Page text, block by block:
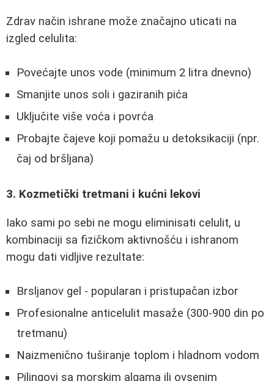
Zdrav način ishrane može značajno uticati na
izgled celulita:
Povećajte unos vode (minimum 2 litra dnevno)
Smanjite unos soli i gaziranih pića
Uključite više voća i povrća
Probajte čajeve koji pomažu u detoksikaciji (npr.
čaj od bršljana)
3. Kozmetički tretmani i kućni lekovi
Iako sami po sebi ne mogu eliminisati celulit, u
kombinaciji sa fizičkom aktivnošću i ishranom
mogu dati vidljive rezultate:
Brsljanov gel - popularan i pristupačan izbor
Profesionalne anticelulit masaže (300-900 din po
tretmanu)
Naizmenično tuširanje toplom i hladnom vodom
Pilingovi sa morskim algama ili ovsenim